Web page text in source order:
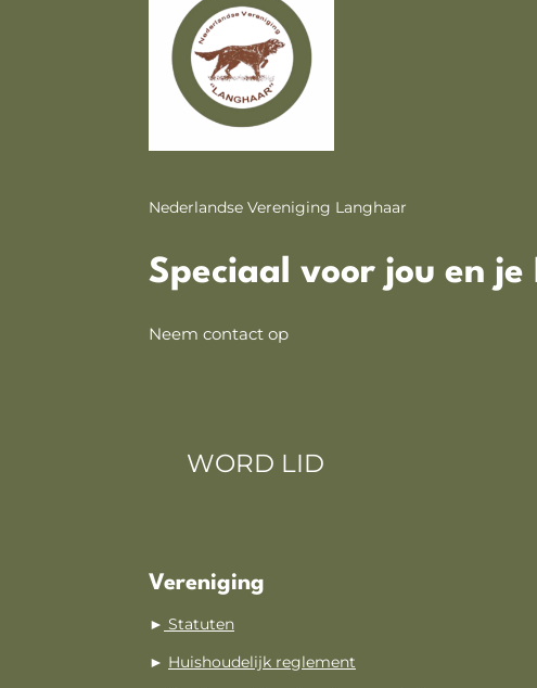
Nederlandse Vereniging Langhaar
Speciaal voor jou en
Neem contact op
WORD LID
Vereniging
► Statuten
► Huishoudelijk reglement